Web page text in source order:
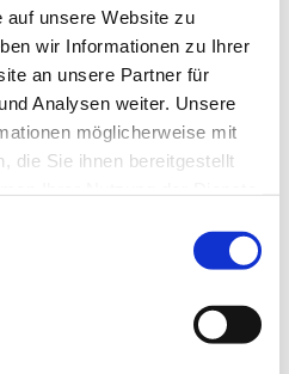
auf unsere Website zu
wir Informationen zu Ihrer
an unsere Partner für
Analysen weiter. Unsere
möglicherweise mit
die Sie ihnen bereitgestellt
Sie auch